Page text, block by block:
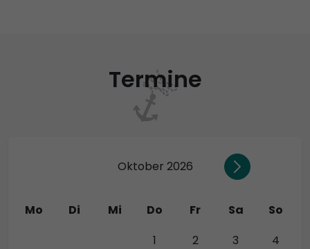
Termine
Oktober 2026
Mo Di Mi Do Fr Sa
So
1 2 3 4